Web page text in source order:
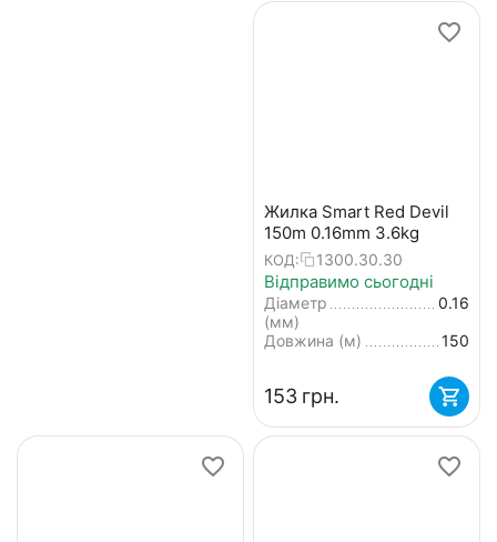
Жилка Smart Red Devil
150m 0.16mm 3.6kg
КОД: 1300.30.30
Відправимо сьогодні
Діаметр
(мм)
0.16
Довжина (м)
150
‍153‍ грн.